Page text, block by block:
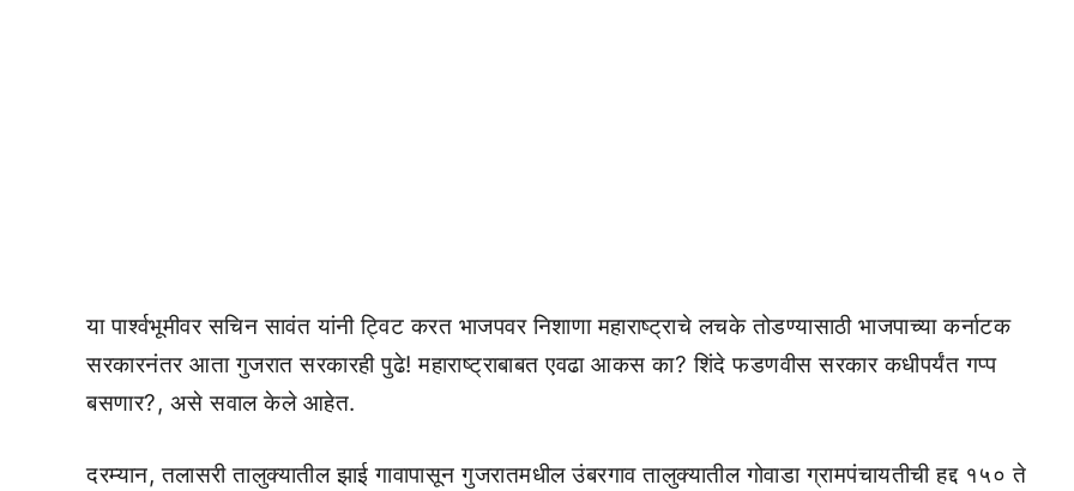
या पार्श्वभूमीवर सचिन सावंत यांनी ट्विट करत भाजपवर निशाणा महाराष्ट्राचे लचके तोडण्यासाठी भाजपाच्या कर्नाटक
सरकारनंतर आता गुजरात सरकारही पुढे! महाराष्ट्राबाबत एवढा आकस का? शिंदे फडणवीस सरकार कधीपर्यंत गप्प
बसणार?, असे सवाल केले आहेत.
दरम्यान, तलासरी तालुक्यातील झाई गावापासून गुजरातमधील उंबरगाव तालुक्यातील गोवाडा ग्रामपंचायतीची हद्द १५० ते